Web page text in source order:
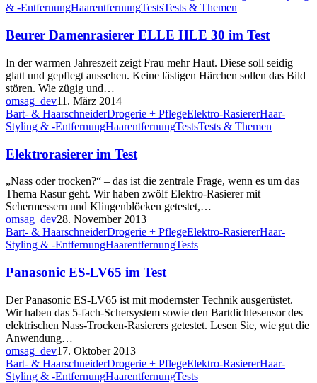
& -EntfernungHaarentfernungTestsTests & Themen
Beurer Damenrasierer ELLE HLE 30 im Test
In der warmen Jahreszeit zeigt Frau mehr Haut. Diese soll seidig
glatt und gepflegt aussehen. Keine lästigen Härchen sollen das Bild
stören. Wie zügig und…
omsag_dev11. März 2014
Bart- & HaarschneiderDrogerie + PflegeElektro-RasiererHaar-
Styling & -EntfernungHaarentfernungTestsTests & Themen
Elektrorasierer im Test
„Nass oder trocken?“ – das ist die zentrale Frage, wenn es um das
Thema Rasur geht. Wir haben zwölf Elektro-Rasierer mit
Schermessern und Klingenblöcken getestet,…
omsag_dev28. November 2013
Bart- & HaarschneiderDrogerie + PflegeElektro-RasiererHaar-
Styling & -EntfernungHaarentfernungTests
Panasonic ES-LV65 im Test
Der Panasonic ES-LV65 ist mit modernster Technik ausgerüstet.
Wir haben das 5-fach-Schersystem sowie den Bartdichtesensor des
elektrischen Nass-Trocken-Rasierers getestet. Lesen Sie, wie gut die
Anwendung…
omsag_dev17. Oktober 2013
Bart- & HaarschneiderDrogerie + PflegeElektro-RasiererHaar-
Styling & -EntfernungHaarentfernungTests